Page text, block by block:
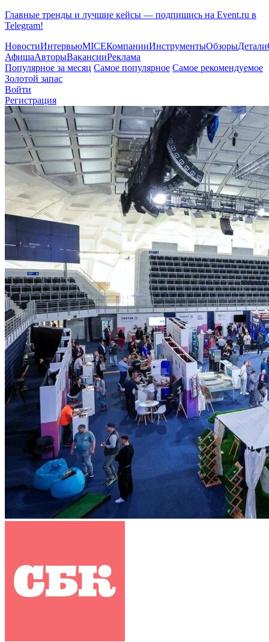
Главные тренды и лучшие кейсы — подпишись на Event.ru в
Telegram!
НовостиИнтервьюMICEКомпанииИнструментыОбзорыДетали
АфишаАвторыВакансииРеклама
Популярное за месяц Самое популярное Самое рекомендуемое
Золотой запас
Войти
Регистрация